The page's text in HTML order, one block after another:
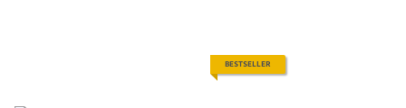
BESTSELLER